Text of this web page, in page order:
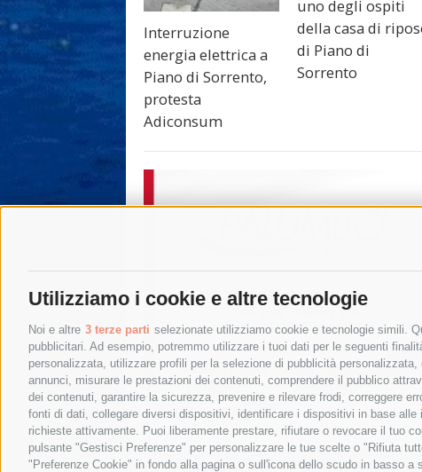
Utilizziamo i cookie e altre tecnologie
Noi e altre 3 terze parti selezionate utilizziamo cookie e tecnologie simili.
pubblicitari. Ad esempio, potremmo utilizzare i tuoi dati per le seguenti
personalizzata, utilizzare profili per la selezione di pubblicità
annunci, misurare le prestazioni dei contenuti, comprendere il pubblico
dei contenuti, garantire la sicurezza, prevenire e rilevare frodi, correggere
fonti di dati, collegare diversi dispositivi, identificare i dispositivi in base
richieste attivamente. Puoi liberamente prestare, rifiutare o revocare il tuo
pulsante "Gestisci Preferenze" per personalizzare le tue scelte o "Rifiuta
"Preferenze Cookie" in fondo alla pagina o sull'icona dello scudo in basso
Interruzione
energia elettrica a
Piano di Sorrento,
protesta
Adiconsum
uno degli ospiti
della casa di
di Piano di
Sorrento